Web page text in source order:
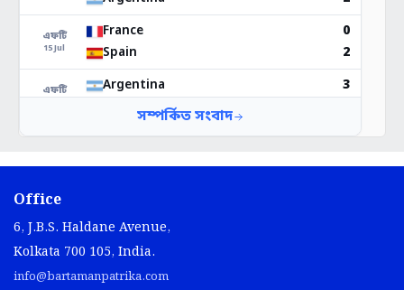
Office
6, J.B.S. Haldane Avenue,
Kolkata 700 105, India.
info@bartamanpatrika.com